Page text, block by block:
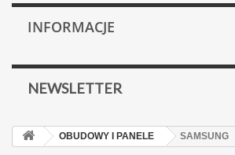
INFORMACJE
NEWSLETTER
OBUDOWY I PANELE SAMSUNG